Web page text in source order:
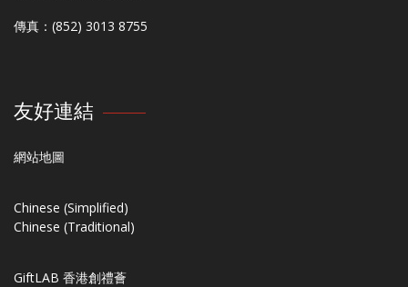
傳真：(852) 3013 8755
友好連結
網站地圖
Chinese (Simplified)
Chinese (Traditional)
GiftLAB 香港創禮薈